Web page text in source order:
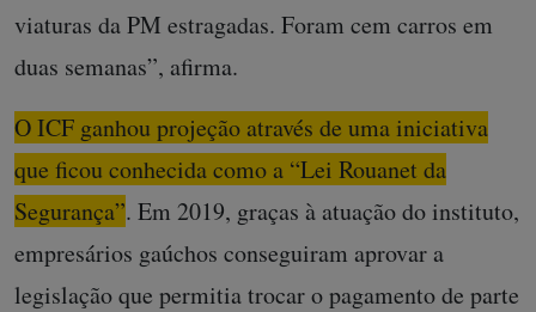
viaturas da PM estragadas. Foram cem carros em
duas semanas”, afirma.
O ICF ganhou projeção através de uma iniciativa
que ficou conhecida como a “Lei Rouanet da
Segurança”. Em 2019, graças à atuação do instituto,
empresários gaúchos conseguiram aprovar a
legislação que permitia trocar o pagamento de parte